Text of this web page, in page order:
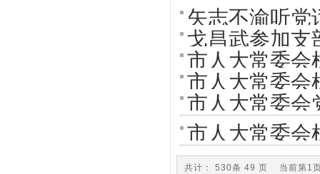
矢志不渝听
戈昌武参加支
装锤炼坚强
市人大常委会
市人大常委会
次集中学习
市人大常委会
中学习
市人大常委会
2026年度第
共计： 530条 49 页 当前第1